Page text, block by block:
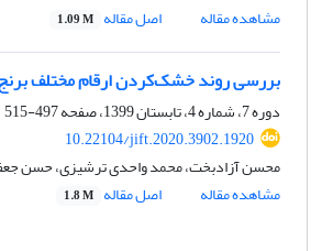
مشاهده مقاله
اصل مقاله 1.09 M
بررسی روند خشک‌کردن ارقام مختلف
دوره 7، شماره 4، تابستان 1399، صفحه
497-515
10.22104/jift.2020.3902.1920
محسن آزادبخت، محمد واحدی ترشیزی، حسن
مشاهده مقاله
اصل مقاله 1.8 M